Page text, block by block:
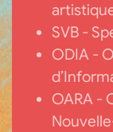
SVB -
ODIA -
OARA -